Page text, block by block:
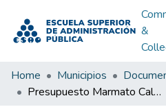
&
Home Municipios
Presupuesto Marmato Caldas 2004: P Marmato Caldas 2004